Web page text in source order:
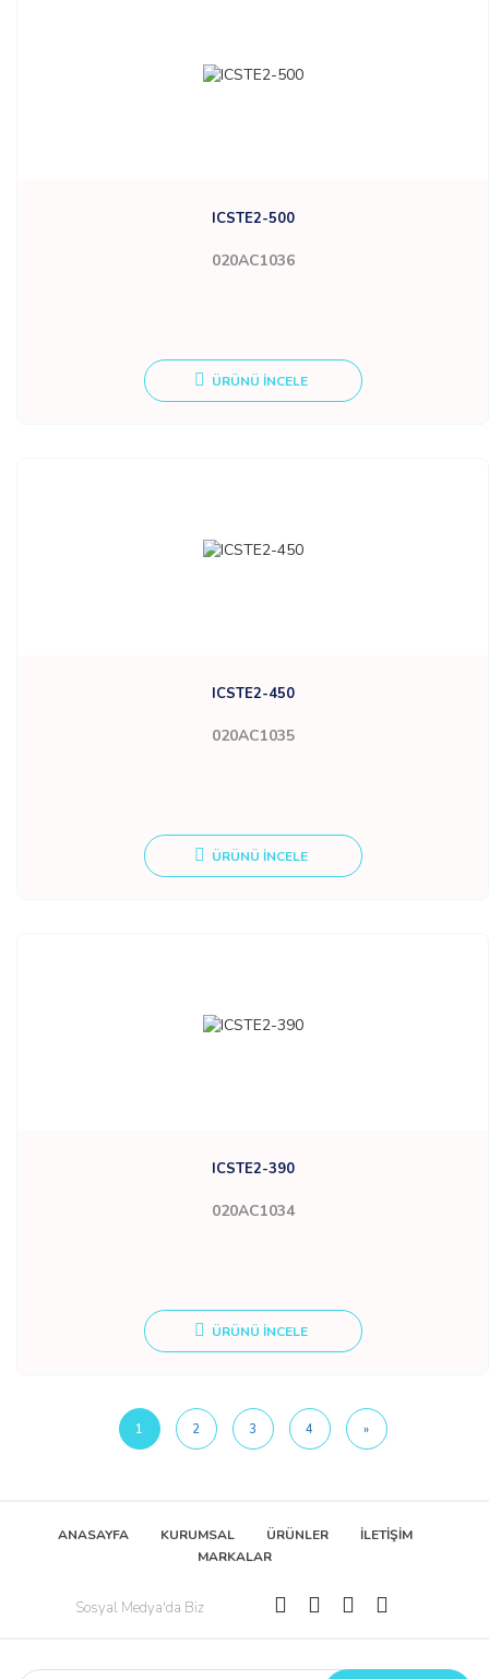
ICSTE2-500
020AC1036
ÜRÜNÜ İNCELE
ICSTE2-450
020AC1035
ÜRÜNÜ İNCELE
ICSTE2-390
020AC1034
ÜRÜNÜ İNCELE
1 2 3 4 »
ANASAYFA KURUMSAL ÜRÜNLER
İLETİŞİM
MARKALAR
Sosyal Medya'da Biz